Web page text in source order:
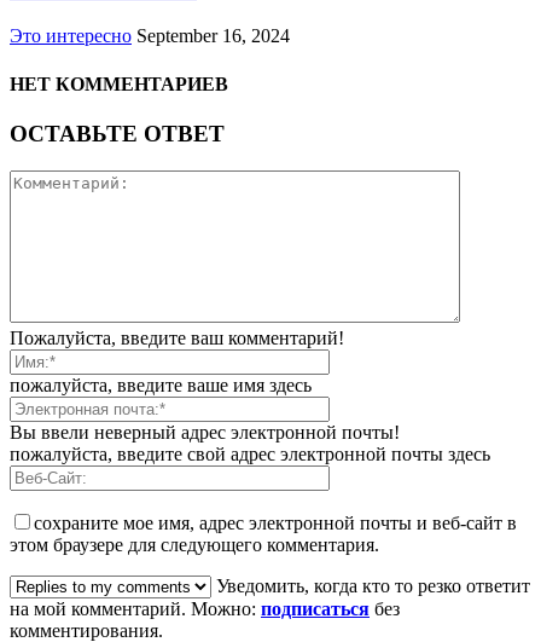
Это интересно September 16, 2024
НЕТ КОММЕНТАРИЕВ
ОСТАВЬТЕ ОТВЕТ
Пожалуйста, введите ваш комментарий!
пожалуйста, введите ваше имя здесь
Вы ввели неверный адрес электронной почты!
пожалуйста, введите свой адрес электронной почты здесь
сохраните мое имя, адрес электронной почты и веб-сайт в
этом браузере для следующего комментария.
Уведомить, когда кто то резко ответит
на мой комментарий. Можно: подписаться без
комментирования.